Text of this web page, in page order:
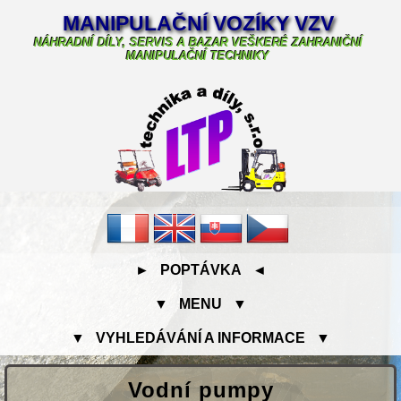
MANIPULAČNÍ VOZÍKY VZV
NÁHRADNÍ DÍLY, SERVIS A BAZAR VEŠKERÉ ZAHRANIČNÍ
MANIPULAČNÍ TECHNIKY
► POPTÁVKA ◄
▼ MENU ▼
▼ VYHLEDÁVÁNÍ A INFORMACE ▼
Vodní pumpy